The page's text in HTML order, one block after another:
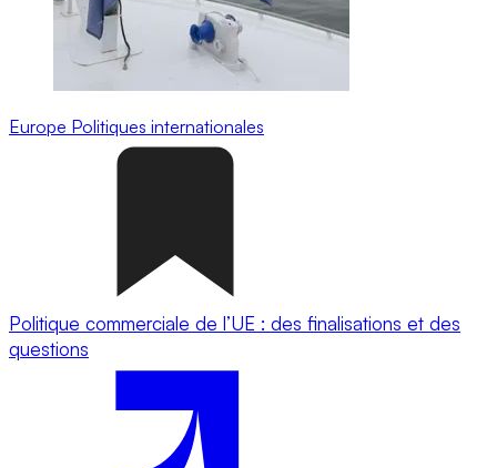
Europe Politiques internationales
Politique commerciale de l’UE : des finalisations et des
questions